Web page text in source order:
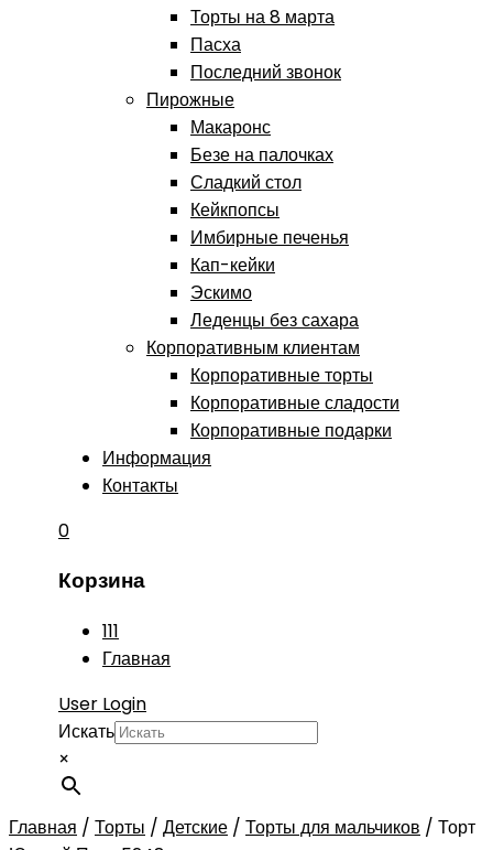
Торты на 8 марта
Пасха
Последний звонок
Пирожные
Макаронс
Безе на палочках
Сладкий стол
Кейкпопсы
Имбирные печенья
Кап-кейки
Эскимо
Леденцы без сахара
Корпоративным клиентам
Корпоративные торты
Корпоративные сладости
Корпоративные подарки
Информация
Контакты
0
Корзина
111
Главная
User Login
Искать
×
Главная / Торты / Детские / Торты для мальчиков / Торт